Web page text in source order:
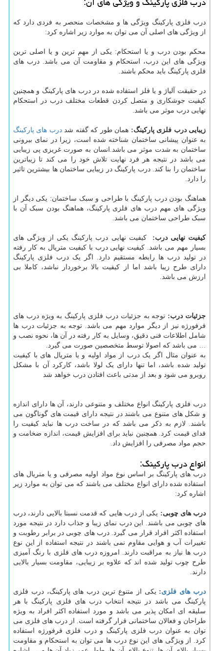
درب فلزی پارکینگ ویژگی ها و مشخصات منحصر به فردی دارد که
از ویژگی های اصلی آن می توان به موارد زیر اشاره کرد:
محکم بودن درب و یا استحکام: یکی از مهم ترین و یا اصلی ترین
ویژگی های این درب، استحکام و مقاومت آن می باشد. درب های
فلزی پارکینگ باید محکم باشند.
در حقیقت آلیاژ و یا فلز استفاده شده در درب های پارکینگ و همچنین
کیفیت جوشکاری و متصل کردن قطعات مختلف درب در استحکام
نهایی درب موثر می باشد.
زیبایی درب فلزی پارکینگ: همان طور که گفته شددرب های پارکینگ
به عنوان پیشانی ساختمان شناخته شده است، زیرا در نمای بیرونی
ساختمان به شدت موثر می باشد.انسان به صورت غریزی پی زیبایی
می باشد در نتیجه هر فرد نهایت تلاش خود را می کند تا زیباترین
ساختمان را بنا کند. درب پارکینگ در زیبایی ساختمان ها بیشترین تاثیر
را دارد.
هماهنگ بودن درب پارکینگ با طراحی و سبک ساختمان: یکی دیگر از
ویژگی های مهم درب های فلزی پارکینگ، هماهنگ بودن سبک آن با
سبک طراحی ساختمان می باشد.
کیفیت نهایی درب: کیفیت نهایی درب پارکینگ یکی از ویژگی های
بسیار مهم می باشد. کیفیت نهایی درب با کیفیت متریال به کار رفته
در تولید درب ها رابطه مستقیم دارد. اگر یک درب فلزی پارکینگ
دارای طرح زیبا باشد اما از کیفیت بالا برخوردار نباشد، کاملا بی
ارزش می باشد.
جزئیات درب: توجه به جزئیات درب فلزی پارکینگ به ویژه درب های
فرفورژه نیز از دیگر موارد مهم می باشد. توجه به جزئیات درب ها
شامل اطلاعات فنی دقیق، وسایل به کار رفته در آن ها، نحوه نصب و
… می باشد که اصولا توسط متخصصین صورت می گیرد.
به عنوان مثال اگر یک درب از مواد اولیه و یا متریال های با کیفیت
تولید شده باشد، اما تنها دارای یک لولا باشد، کارکرد آن با مشکل
روبرو می شود و بعد از مدتی باعث افتادن درب خواهد شد
درب فلزی پارکینگ انواع مختلف و متنوعی دارند، آن ها دارای اندازه
و شکل های متنوع می باشند در نتیجه دارای قیمت های گوناگون می
باشند. لازم به ذکر می باشد که در ساخت درب ها نباید کیفیت را
فدای قیمت کرد. همچنین نباید برای افزایش قیمت، اندازه ضخامت و
حجم مواد مصرفی را افزایش داد.
انواع درب پارکینگ:
درب های پارکینگ بر اساس نوع مواد اولیه مصرفی و یا متریال های
استفاده شده دارای انواع مختلف می باشند که می توان به موارد زیر
اشاره کرد:
درب های چوبی: یکی از درب هایی که قدمت نسبتا بالایی دارند، درب
های چوبی می باشند. این درب نمای زیبا و جذاب دارد در نتیجه مورد
استفاده اکثر افراد قرار می گیرد. درب های چوبی در برابر رطوبت و
تغییرات آب و هوایی مقاوم نمی باشند در نتیجه استفاده از این نوع
درب ها نیاز به مراقبت دارند. امروزه درب های فلزی با رنگ آمیزی
طرح چوب تولید شده اند که علاوه بر زیبایی، مقاومت بسیار بالایی
دارند.
درب های فلزی: یکی از متنوع ترین درب های پارکینگ، درب فلزی
پارکینگ می باشد در نتیجه انتخاب درب های فلزی پارکینگ با هر
سلیقه ای امکان پذیر می باشد و مورد استفاده اکثر افراد به ویژه
طراحان و فعالان ساختمانی قرار گرفته است. از درب های فلزی می
توان به عنوان درب فلزی پارکینگ و درب فلزی فرفورژه استفاده
کرد. از ویژگی های این نوع درب ها می توان به استحکام و مقاومت